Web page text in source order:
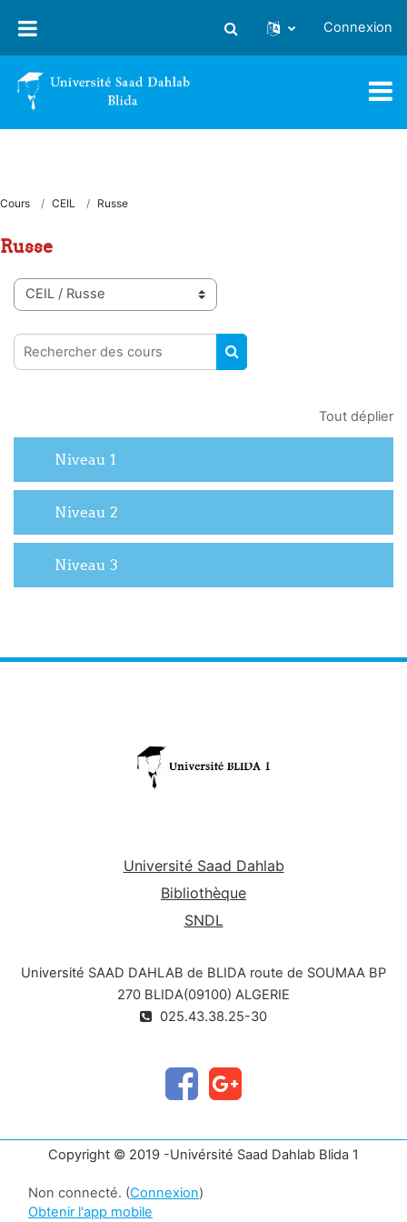
Activer/désactiver la saisie
Connexion
Cours CEIL Russe
Russe
Catégories de cours
Rechercher des cours
RECHERCHER DES
Tout déplier
Niveau 1
Niveau 2
Niveau 3
Université Saad Dahlab
Bibliothèque
SNDL
Université SAAD DAHLAB de BLIDA route de SOUMAA BP
270 BLIDA(09100) ALGERIE
025.43.38.25-30
Copyright © 2019 -Univérsité Saad Dahlab Blida 1
Non connecté. (Connexion)
Obtenir l'app mobile